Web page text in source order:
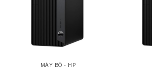
MÁY BỘ - HP